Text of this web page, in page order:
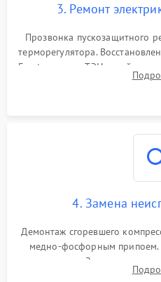
3. Ремонт
Прозвонка пускозащитного
терморегулятора.
Frost, включая ТЭН оттайки и
платы управления
4. Замена
Демонтаж сгоревшего
медно-фосфорным припоем.
осушителя. Замена
сломанных заслонок или